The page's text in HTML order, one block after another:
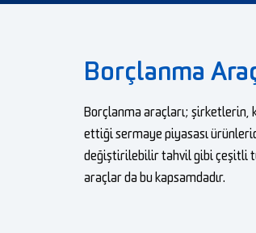
Borçlanma
Borçlanma araçları; şirketlerin,
ettiği sermaye piyasası
değiştirilebilir tahvil gibi çeşitli
araçlar da bu kapsamdadır.